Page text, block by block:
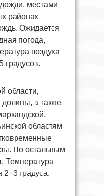
местами
районах
Ожидается
погода,
воздуха
градусов.
области,
долины, а также
областям
По остальным
Температура
2−3 градуса.